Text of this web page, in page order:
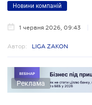
Новини компаній
1 червня 2026, 09:43
Автор: LIGA ZAKON
Реклама